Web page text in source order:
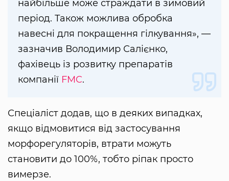
найбільше може страждати в зимовий
період. Також можлива обробка
навесні для покращення гілкування», —
зазначив Володимир Салієнко,
фахівець із розвитку препаратів
компанії FMC.
Спеціаліст додав, що в деяких випадках,
якщо відмовитися від застосування
морфорегуляторів, втрати можуть
становити до 100%, тобто ріпак просто
вимерзе.